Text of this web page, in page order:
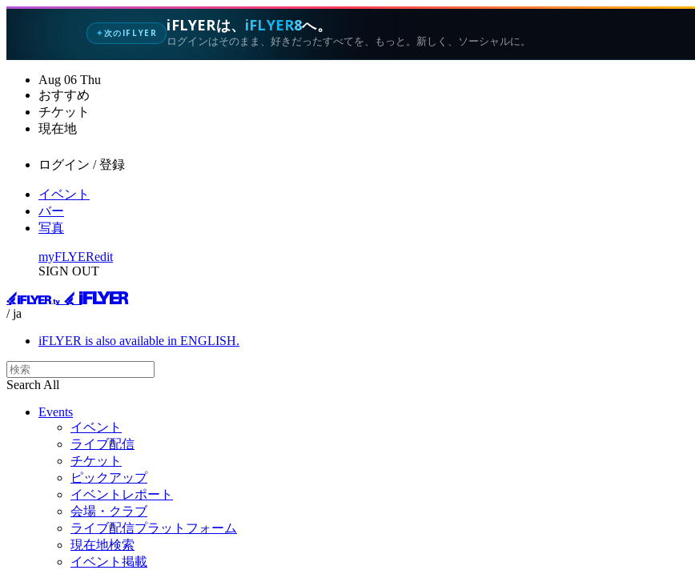
✦次のIFLYER iFLYERは、 iFLYER8へ。
ログインはそのまま、好きだったすべてを、もっと。新しく、ソーシャルに。
Aug 06 Thu
おすすめ
チケット
現在地
ログイン / 登録
イベント
バー
写真
myFLYERedit
SIGN OUT
/ ja
iFLYER is also available in ENGLISH.
Search All
Events
イベント
ライブ配信
チケット
ピックアップ
イベントレポート
会場・クラブ
ライブ配信プラットフォーム
現在地検索
イベント掲載